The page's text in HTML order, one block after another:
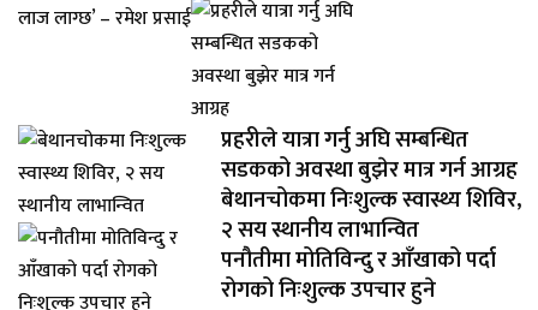
प्रहरीले यात्रा गर्नु अघि सम्बन्धित
सडकको अवस्था बुझेर मात्र गर्न आग्रह
बेथानचोकमा निःशुल्क स्वास्थ्य शिविर,
२ सय स्थानीय लाभान्वित
पनौतीमा मोतिविन्दु र आँखाको पर्दा
रोगको निःशुल्क उपचार हुने